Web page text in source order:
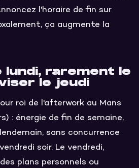
l'horaire de fin sur
ça augmente la
lundi, rarement le
le jeudi
roi de l'afterwork au Mans
: énergie de fin de semaine,
sans concurrence
soir. Le vendredi,
plans personnels ou